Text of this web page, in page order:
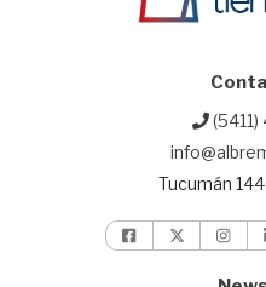
Tucumán